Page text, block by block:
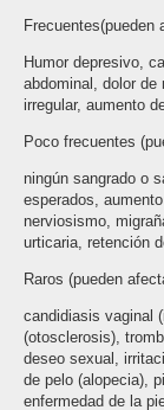
Frecuentes(pueden
Humor depresivo,
abdominal, dolor
irregular, aumento
Poco frecuentes
ningún sangrado o
esperados,
nerviosismo,
urticaria, retención
Raros (pueden
candidiasis vaginal
(otosclerosis),
deseo sexual,
de pelo (alopecia),
enfermedad de la